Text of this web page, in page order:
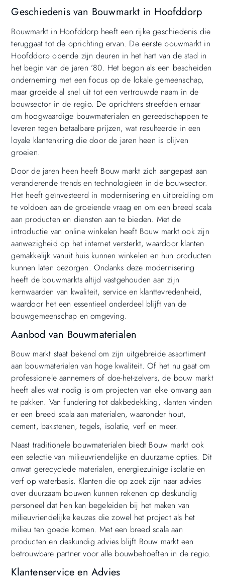
Geschiedenis van Bouwmarkt in Hoofddorp
Bouwmarkt in Hoofddorp heeft een rijke geschiedenis die
teruggaat tot de oprichting ervan. De eerste bouwmarkt in
Hoofddorp opende zijn deuren in het hart van de stad in
het begin van de jaren ’80. Het begon als een bescheiden
onderneming met een focus op de lokale gemeenschap,
maar groeide al snel uit tot een vertrouwde naam in de
bouwsector in de regio. De oprichters streefden ernaar
om hoogwaardige bouwmaterialen en gereedschappen te
leveren tegen betaalbare prijzen, wat resulteerde in een
loyale klantenkring die door de jaren heen is blijven
groeien.
Door de jaren heen heeft Bouw markt zich aangepast aan
veranderende trends en technologieën in de bouwsector.
Het heeft geïnvesteerd in modernisering en uitbreiding om
te voldoen aan de groeiende vraag en om een breed scala
aan producten en diensten aan te bieden. Met de
introductie van online winkelen heeft Bouw markt ook zijn
aanwezigheid op het internet versterkt, waardoor klanten
gemakkelijk vanuit huis kunnen winkelen en hun producten
kunnen laten bezorgen. Ondanks deze modernisering
heeft de bouwmarkts altijd vastgehouden aan zijn
kernwaarden van kwaliteit, service en klanttevredenheid,
waardoor het een essentieel onderdeel blijft van de
bouwgemeenschap en omgeving.
Aanbod van Bouwmaterialen
Bouw markt staat bekend om zijn uitgebreide assortiment
aan bouwmaterialen van hoge kwaliteit. Of het nu gaat om
professionele aannemers of doe-het-zelvers, de bouw markt
heeft alles wat nodig is om projecten van elke omvang aan
te pakken. Van fundering tot dakbedekking, klanten vinden
er een breed scala aan materialen, waaronder hout,
cement, bakstenen, tegels, isolatie, verf en meer.
Naast traditionele bouwmaterialen biedt Bouw markt ook
een selectie van milieuvriendelijke en duurzame opties. Dit
omvat gerecyclede materialen, energiezuinige isolatie en
verf op waterbasis. Klanten die op zoek zijn naar advies
over duurzaam bouwen kunnen rekenen op deskundig
personeel dat hen kan begeleiden bij het maken van
milieuvriendelijke keuzes die zowel het project als het
milieu ten goede komen. Met een breed scala aan
producten en deskundig advies blijft Bouw markt een
betrouwbare partner voor alle bouwbehoeften in de regio.
Klantenservice en Advies